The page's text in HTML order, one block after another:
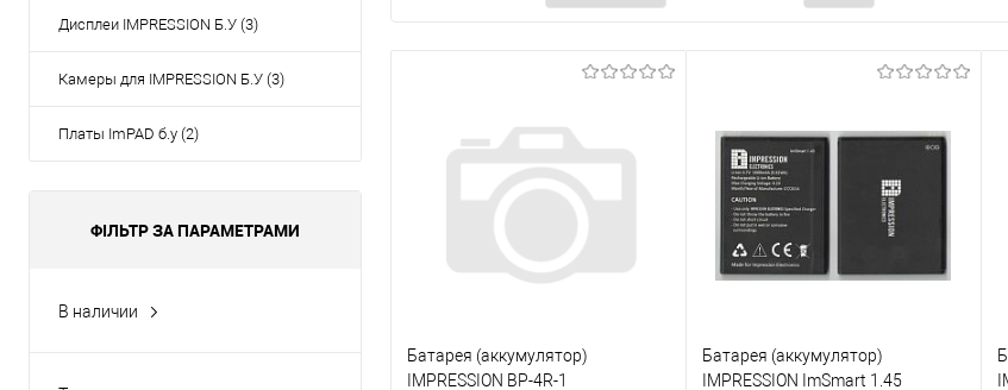
Дисплеи IMPRESSION Б.У (3)
Камеры для IMPRESSION Б.У (3)
Платы ImPAD б.у (2)
ФІЛЬТР ЗА ПАРАМЕТРАМИ
В наличии
Батарея (аккумулятор)
IMPRESSION BP-4R-1
Батарея (аккумулятор)
IMPRESSION ImSmart 1.45